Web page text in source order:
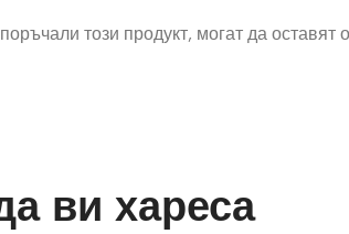
този продукт, могат да оставят
ви хареса